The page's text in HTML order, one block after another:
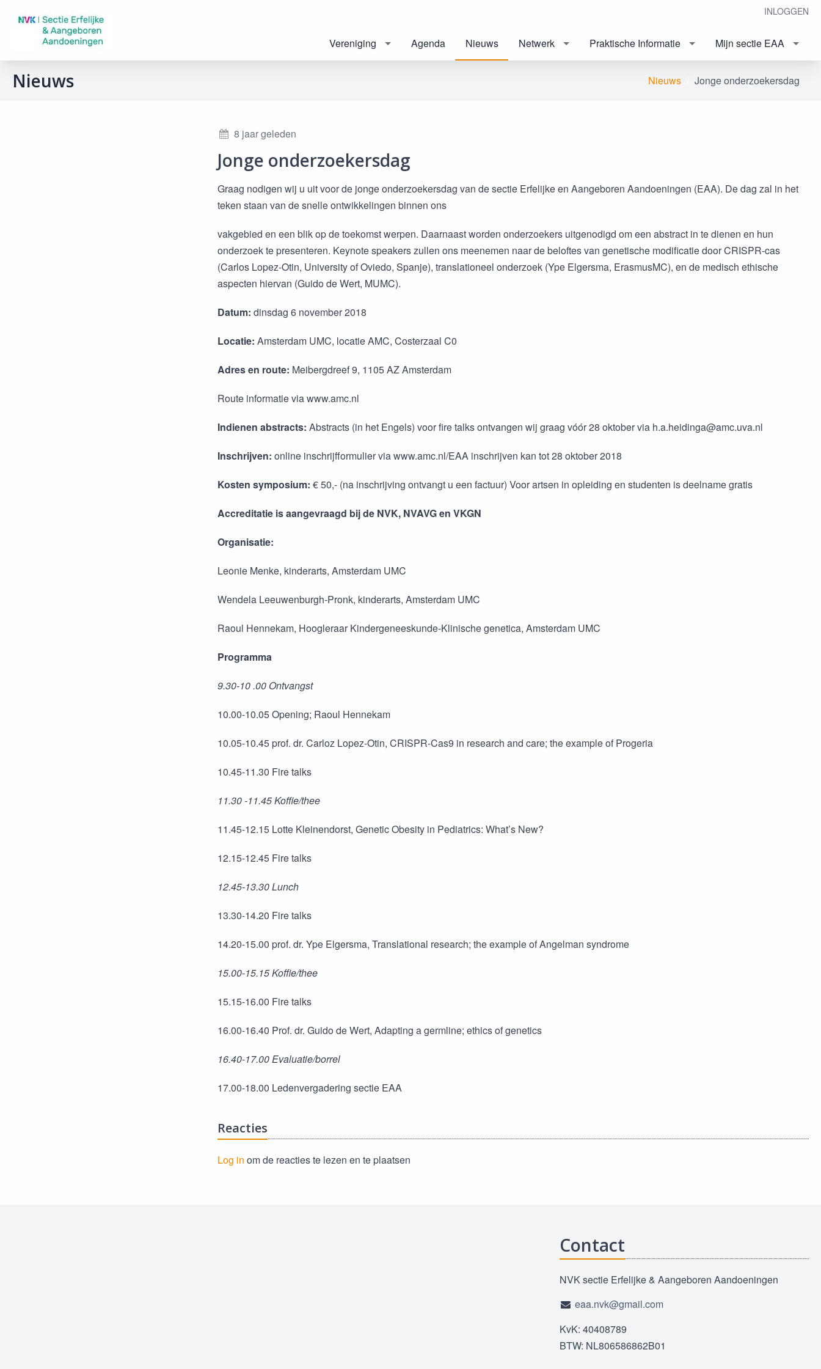
INLOGGEN
Vereniging Agenda Nieuws Netwerk Praktische Informatie Mijn sectie EAA
Nieuws Jonge onderzoekersdag
Nieuws
8 jaar geleden
Jonge onderzoekersdag
Graag nodigen wij u uit voor de jonge onderzoekersdag van de sectie Erfelijke en Aangeboren Aandoeningen (EAA). De dag zal in het
teken staan van de snelle ontwikkelingen binnen ons
vakgebied en een blik op de toekomst werpen. Daarnaast worden onderzoekers uitgenodigd om een abstract in te dienen en hun
onderzoek te presenteren. Keynote speakers zullen ons meenemen naar de beloftes van genetische modificatie door CRISPR-cas
(Carlos Lopez-Otin, University of Oviedo, Spanje), translationeel onderzoek (Ype Elgersma, ErasmusMC), en de medisch ethische
aspecten hiervan (Guido de Wert, MUMC).
Datum: dinsdag 6 november 2018
Locatie: Amsterdam UMC, locatie AMC, Costerzaal C0
Adres en route: Meibergdreef 9, 1105 AZ Amsterdam
Route informatie via www.amc.nl
Indienen abstracts: Abstracts (in het Engels) voor fire talks ontvangen wij graag vóór 28 oktober via h.a.heidinga@amc.uva.nl
Inschrijven: online inschrijfformulier via www.amc.nl/EAA inschrijven kan tot 28 oktober 2018
Kosten symposium: € 50,- (na inschrijving ontvangt u een factuur) Voor artsen in opleiding en studenten is deelname gratis
Accreditatie is aangevraagd bij de NVK, NVAVG en VKGN
Organisatie:
Leonie Menke, kinderarts, Amsterdam UMC
Wendela Leeuwenburgh-Pronk, kinderarts, Amsterdam UMC
Raoul Hennekam, Hoogleraar Kindergeneeskunde-Klinische genetica, Amsterdam UMC
Programma
9.30-10 .00 Ontvangst
10.00-10.05 Opening; Raoul Hennekam
10.05-10.45 prof. dr. Carloz Lopez-Otin, CRISPR-Cas9 in research and care; the example of Progeria
10.45-11.30 Fire talks
11.30 -11.45 Koffie/thee
11.45-12.15 Lotte Kleinendorst, Genetic Obesity in Pediatrics: What’s New?
12.15-12.45 Fire talks
12.45-13.30 Lunch
13.30-14.20 Fire talks
14.20-15.00 prof. dr. Ype Elgersma, Translational research; the example of Angelman syndrome
15.00-15.15 Koffie/thee
15.15-16.00 Fire talks
16.00-16.40 Prof. dr. Guido de Wert, Adapting a germline; ethics of genetics
16.40-17.00 Evaluatie/borrel
17.00-18.00 Ledenvergadering sectie EAA
Reacties
Log in om de reacties te lezen en te plaatsen
Contact
NVK sectie Erfelijke & Aangeboren Aandoeningen
eaa.nvk@gmail.com
KvK: 40408789
BTW: NL806586862B01